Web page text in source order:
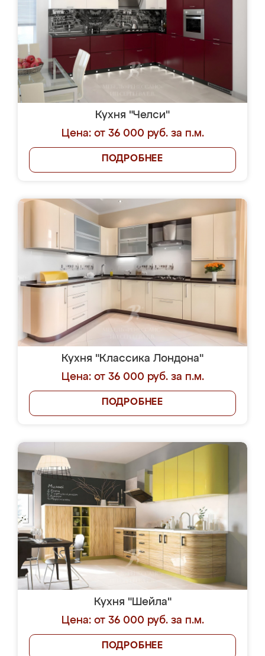
Кухня "Челси"
Цена: от 36 000 руб. за п.м.
ПОДРОБНЕЕ
Кухня "Классика Лондона"
Цена: от 36 000 руб. за п.м.
ПОДРОБНЕЕ
Кухня "Шейла"
Цена: от 36 000 руб. за п.м.
ПОДРОБНЕЕ